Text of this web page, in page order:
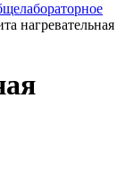
нагревательная